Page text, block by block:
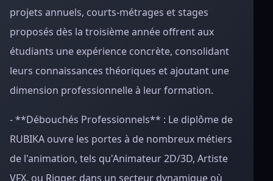
projets annuels, courts-métrages et stages
proposés dès la troisième année offrent aux
étudiants une expérience concrète, consolidant
leurs connaissances théoriques et ajoutant une
dimension professionnelle à leur formation.
- **Débouchés Professionnels** : Le diplôme de
RUBIKA ouvre les portes à de nombreux métiers
de l'animation, tels qu'Animateur 2D/3D, Artiste
VFX, ou Rigger, dans un secteur dynamique où